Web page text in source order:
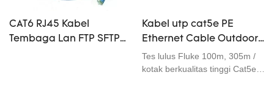
CAT6 RJ45 Kabel
Tembaga Lan FTP SFTP
Kabel utp cat5e PE
Ethernet Cable Outdoor
Waterproof 23AWG High
Speed ​​4*0.505
Tes lulus Fluke 100m, 305m /
kotak berkualitas tinggi Cat5e